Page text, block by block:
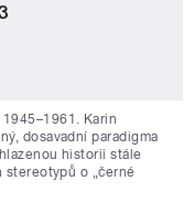
Karin
dosavadní paradigma
historii stále
stereotypů o „černé